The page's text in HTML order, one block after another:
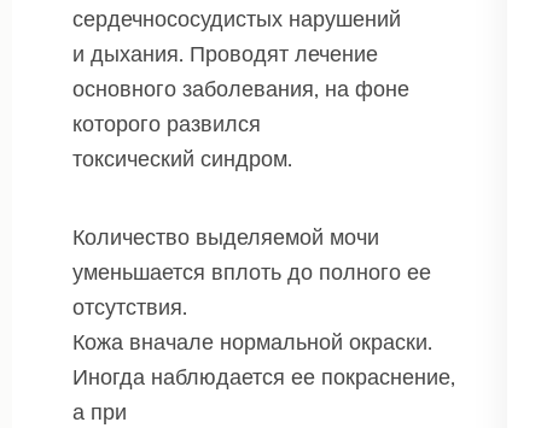
сердечнососудистых нарушений
и дыхания. Проводят лечение
основного заболевания, на фоне
которого развился
токсический синдром.
Количество выделяемой мочи
уменьшается вплоть до полного ее
отсутствия.
Кожа вначале нормальной окраски.
Иногда наблюдается ее покраснение,
а при